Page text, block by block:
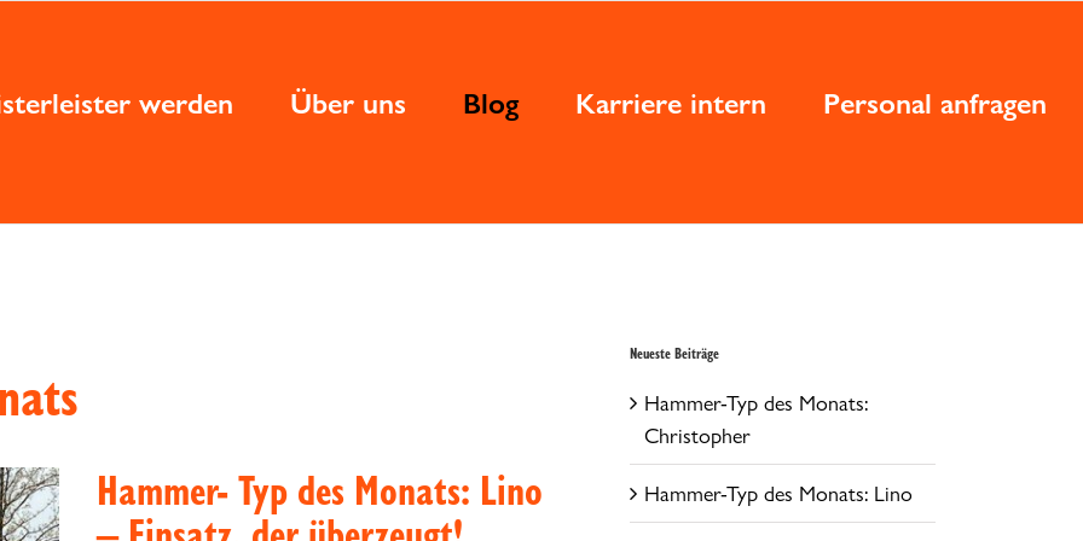
werden Über uns Blog Karriere intern Personal anfragen
Hammer- Typ des Monats: Lino
Neueste Beiträge
Hammer-Typ des Monats:
Christopher
Hammer-Typ des Monats: Lino